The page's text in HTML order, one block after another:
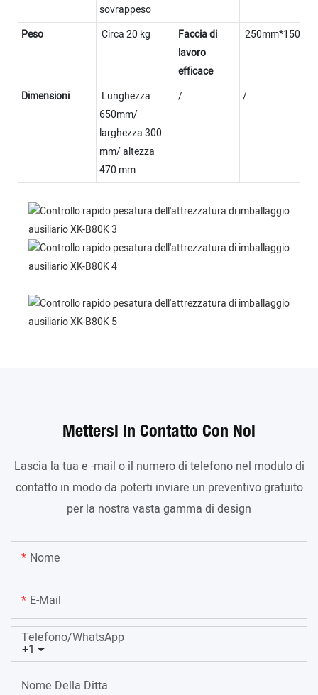
sovrappeso
Peso Circa 20 kg
Faccia di
lavoro
efficace
250mm*150mm
Dimensioni
Lunghezza
650mm/
larghezza 300
mm/ altezza
470 mm
/ /
Mettersi In Contatto Con Noi
Lascia la tua e -mail o il numero di telefono nel modulo di
contatto in modo da poterti inviare un preventivo gratuito
per la nostra vasta gamma di design
Nome
E-Mail
+1
Telefono/WhatsApp
Nome Della Ditta